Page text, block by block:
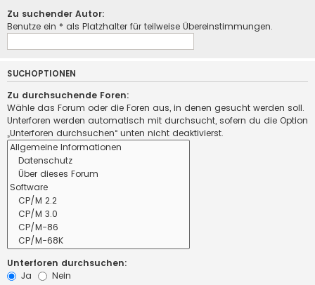
Zu suchender Autor:
Benutze ein * als Platzhalter für teilweise Übereinstimmungen.
SUCHOPTIONEN
Zu durchsuchende Foren:
Wähle das Forum oder die Foren aus, in denen gesucht werden soll.
Unterforen werden automatisch mit durchsucht, sofern du die Option
„Unterforen durchsuchen“ unten nicht deaktivierst.
Unterforen durchsuchen:
Ja
Nein